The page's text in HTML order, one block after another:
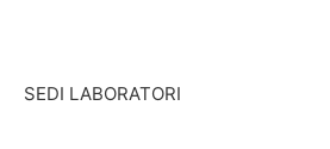
SEDI LABORATORI